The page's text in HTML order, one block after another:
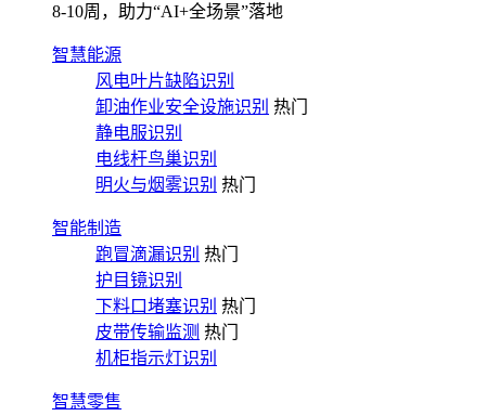
8-10周，助力“AI+全场景”落地
智慧能源
风电叶片缺陷识别
卸油作业安全设施识别 热门
静电服识别
电线杆鸟巢识别
明火与烟雾识别 热门
智能制造
跑冒滴漏识别 热门
护目镜识别
下料口堵塞识别 热门
皮带传输监测 热门
机柜指示灯识别
智慧零售